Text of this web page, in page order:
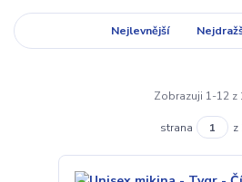
Nejlevnější
Zobrazuji 1-12 z
strana z